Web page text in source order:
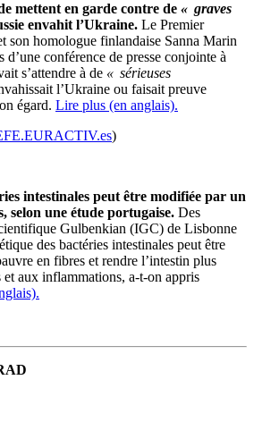
mettent en garde contre de « graves
envahit l’Ukraine. Le Premier
son homologue finlandaise Sanna Marin
conférence de presse conjointe à
s’attendre à de « sérieuses
l’Ukraine ou faisait preuve
égard. Lire plus (en anglais).
)
intestinales peut être modifiée par un
selon une étude portugaise. Des
Gulbenkian (IGC) de Lisbonne
des bactéries intestinales peut être
en fibres et rendre l’intestin plus
aux inflammations, a-t-on appris